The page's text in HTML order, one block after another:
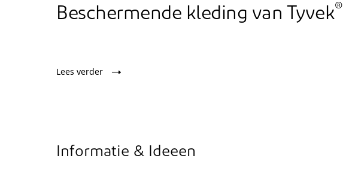
Beschermende kleding van Tyvek®
Lees verder
Informatie & Ideeen